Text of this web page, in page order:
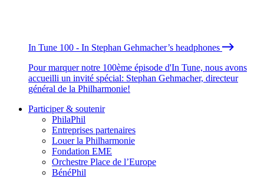
In Tune 100 - In Stephan Gehmacher’s headphones
Pour marquer notre 100ème épisode d'In Tune, nous avons
accueilli un invité spécial: Stephan Gehmacher, directeur
général de la Philharmonie!
Participer & soutenir
PhilaPhil
Entreprises partenaires
Louer la Philharmonie
Fondation EME
Orchestre Place de l’Europe
BénéPhil